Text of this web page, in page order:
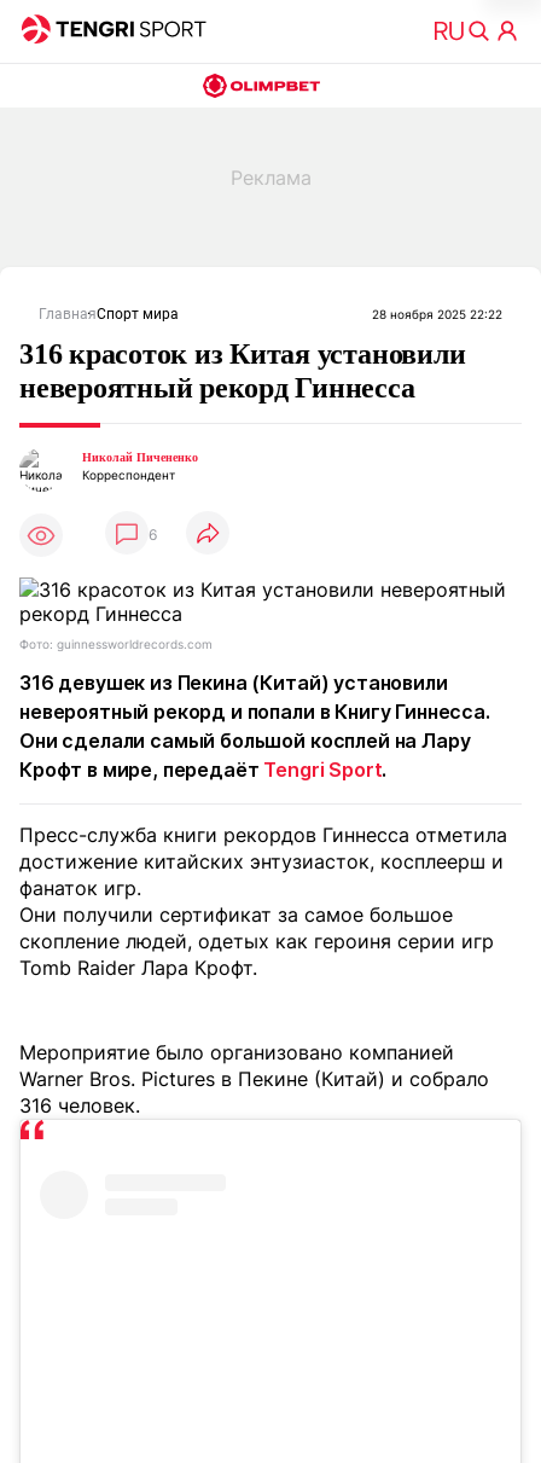
ГлавнаяСпорт мира 28 ноября 2025 22:22
316 красоток из Китая установили
невероятный рекорд Гиннесса
Николай Пичененко
Корреспондент
6
Фото: guinnessworldrecords.com
316 девушек из Пекина (Китай) установили
невероятный рекорд и попали в Книгу Гиннесса.
Они сделали самый большой косплей на Лару
Крофт в мире, передаёт Tengri Sport.
Пресс-служба книги рекордов Гиннесса отметила
достижение китайских энтузиасток, косплеерш и
фанаток игр.
Они получили сертификат за самое большое
скопление людей, одетых как героиня серии игр
Tomb Raider Лара Крофт.
Мероприятие было организовано компанией
Warner Bros. Pictures в Пекине (Китай) и собрало
316 человек.